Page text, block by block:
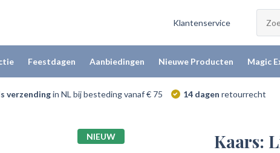
Klantenservice
Feestdagen Aanbiedingen Nieuwe Producten Magic
verzendingin NL bij besteding vanaf € 75 14 dagen retourrecht
NIEUW
Kaars: